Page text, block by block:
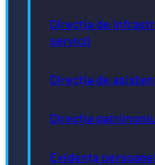
Direcția de
servicii
Direcția de
Direcția
Evidența
www.poca.ro Pentru
cofinanțate de Uniunea
ue.ro Conținutul acestei
poziția oficială a Uniunii
corectitudinii și coerenței